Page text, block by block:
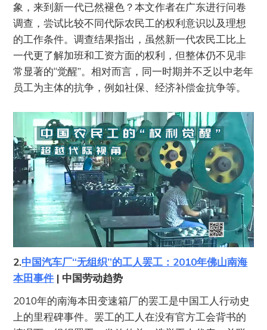
象，来到新一代已然褪色？本文作者在广东进行问卷
调查，尝试比较不同代际农民工的权利意识以及理想
的工作条件。调查结果指出，虽然新一代农民工比上
一代更了解加班和工资方面的权利，但整体仍不见非
常显著的“觉醒”。相对而言，同一时期并不乏以中老年
员工为主体的抗争，例如社保、经济补偿金抗争等。
2.中国汽车厂“无组织”的工人罢工：2010年佛山南海
本田事件 | 中国劳动趋势
2010年的南海本田变速箱厂的罢工是中国工人行动史
上的里程碑事件。罢工的工人在没有官方工会背书的